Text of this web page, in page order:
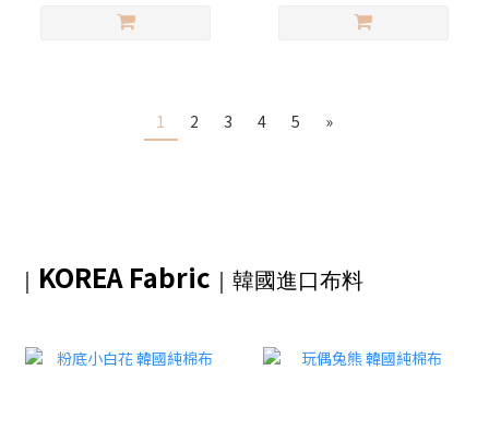
1 2 3 4 5 »
｜ KOREA Fabric ｜韓國進口布料